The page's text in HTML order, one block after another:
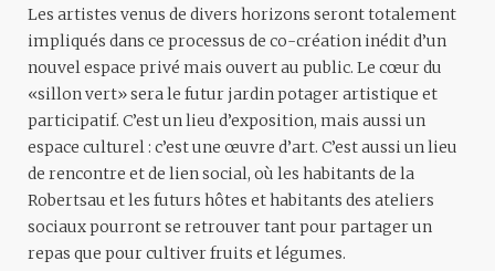
Les artistes venus de divers horizons seront totalement
impliqués dans ce processus de co-création inédit d’un
nouvel espace privé mais ouvert au public. Le cœur du
«sillon vert» sera le futur jardin potager artistique et
participatif. C’est un lieu d’exposition, mais aussi un
espace culturel : c’est une œuvre d’art. C’est aussi un lieu
de rencontre et de lien social, où les habitants de la
Robertsau et les futurs hôtes et habitants des ateliers
sociaux pourront se retrouver tant pour partager un
repas que pour cultiver fruits et légumes.